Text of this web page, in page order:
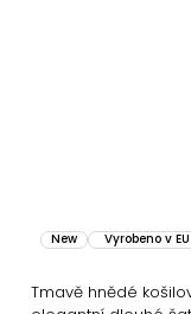
New Vyrobeno v EU
Tmavě hnědé